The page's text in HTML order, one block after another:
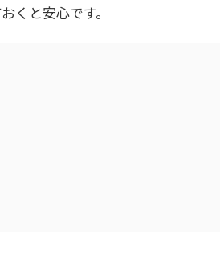
くと安心です。